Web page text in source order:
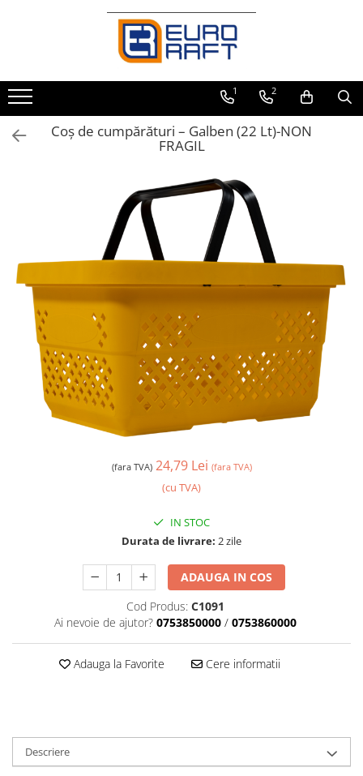
Refrigerare Comercială
Dulapuri Frigorifice 1 2
Coș de cumpărături – Galben (22 Lt)-NON
FRAGIL
(fara TVA) 24,79 Lei (fara TVA)
(cu TVA)
IN STOC
Durata de livrare: 2 zile
ADAUGA IN COS
Cod Produs: C1091
Ai nevoie de ajutor? 0753850000 / 0753860000
Adauga la Favorite Cere informatii
Descriere